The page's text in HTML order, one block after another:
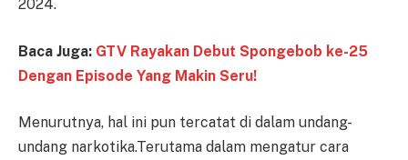
2024.
Baca Juga: GTV Rayakan Debut Spongebob ke-25
Dengan Episode Yang Makin Seru!
Menurutnya, hal ini pun tercatat di dalam undang-
undang narkotika.Terutama dalam mengatur cara